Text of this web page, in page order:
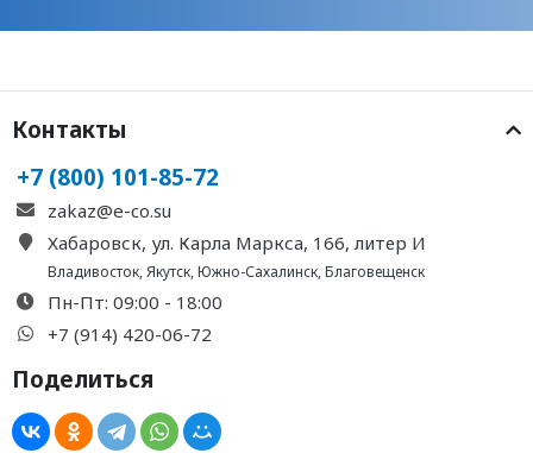
Контакты
+7 (800) 101-85-72
zakaz@e-co.su
Хабаровск, ул. Карла Маркса, 166, литер И
Владивосток,Якутск,Южно-Сахалинск,Благовещенск
Пн-Пт: 09:00 - 18:00
+7 (914) 420-06-72
Поделиться